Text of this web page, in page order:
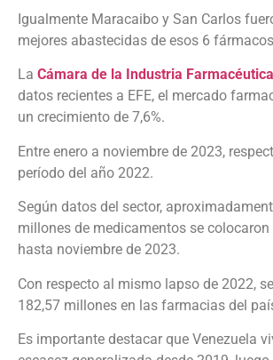
Igualmente Maracaibo y San Carlos
mejores abastecidas de esos 6
La Cámara de la Industria Farmacéutica
datos recientes a EFE, el mercado
un crecimiento de 7,6%.
Entre enero a noviembre de 2023,
período del año 2022.
Según datos del sector,
millones de medicamentos se colocaron
hasta noviembre de 2023.
Con respecto al mismo lapso de 2022,
182,57 millones en las farmacias del
Es importante destacar que Venezuela